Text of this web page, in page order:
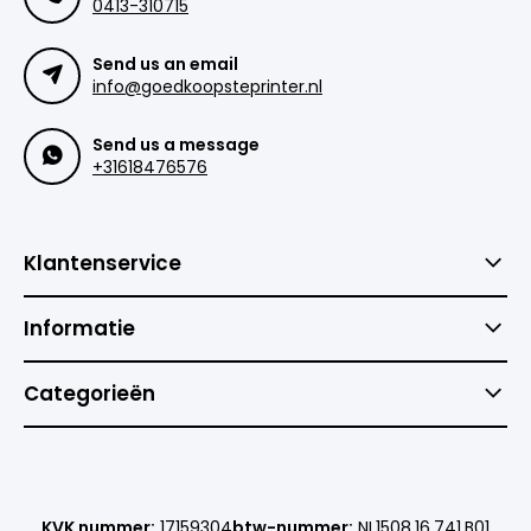
0413-310715
Send us an email
info@goedkoopsteprinter.nl
Send us a message
+31618476576
Klantenservice
Informatie
Categorieën